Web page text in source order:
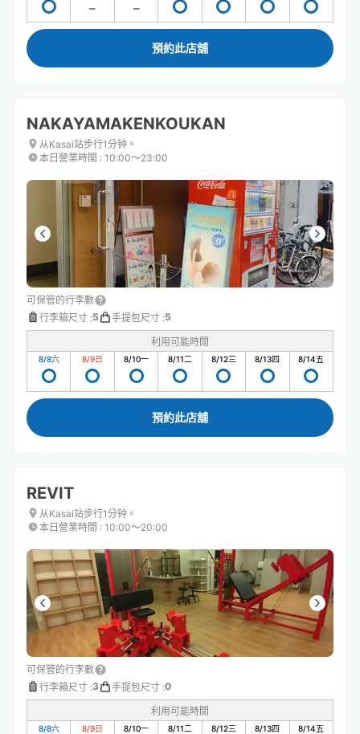
預約此店舖
NAKAYAMAKENKOUKAN
从Kasai站步行1分钟。
本日營業時間 : 10:00〜23:00
可保管的行李數
行李箱尺寸 :5 手提包尺寸 :5
利用可能時間
8/8六 8/9日 8/10一 8/11二 8/12三 8/13四 8/14五
預約此店舖
REVIT
从Kasai站步行1分钟。
本日營業時間 : 10:00〜20:00
可保管的行李數
行李箱尺寸 :3 手提包尺寸 :0
利用可能時間
8/8六 8/9日 8/10一 8/11二 8/12三 8/13四 8/14五